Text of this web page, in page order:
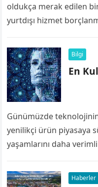
oldukça merak edilen
yurtdışı hizmet
Bilgi
En
Günümüzde
yenilikçi ürün piyasaya
yaşamlarını daha
önemli…
Haberler